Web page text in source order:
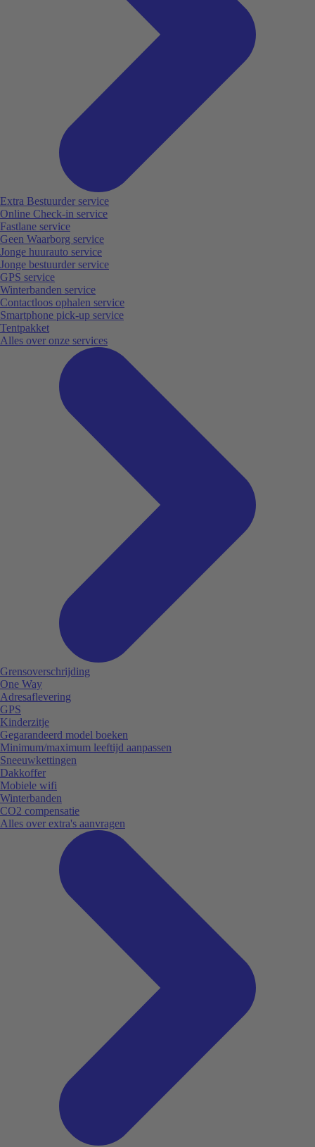
Extra Bestuurder service
Online Check-in service
Fastlane service
Geen Waarborg service
Jonge huurauto service
Jonge bestuurder service
GPS service
Winterbanden service
Contactloos ophalen service
Smartphone pick-up service
Tentpakket
Alles over onze services
Grensoverschrijding
One Way
Adresaflevering
GPS
Kinderzitje
Gegarandeerd model boeken
Minimum/maximum leeftijd aanpassen
Sneeuwkettingen
Dakkoffer
Mobiele wifi
Winterbanden
CO2 compensatie
Alles over extra's aanvragen